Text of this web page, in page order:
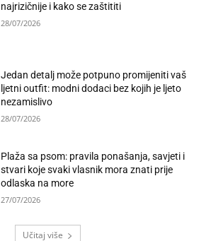
najrizičnije i kako se zaštititi
28/07/2026
Jedan detalj može potpuno promijeniti vaš
ljetni outfit: modni dodaci bez kojih je ljeto
nezamislivo
28/07/2026
Plaža sa psom: pravila ponašanja, savjeti i
stvari koje svaki vlasnik mora znati prije
odlaska na more
27/07/2026
Učitaj više